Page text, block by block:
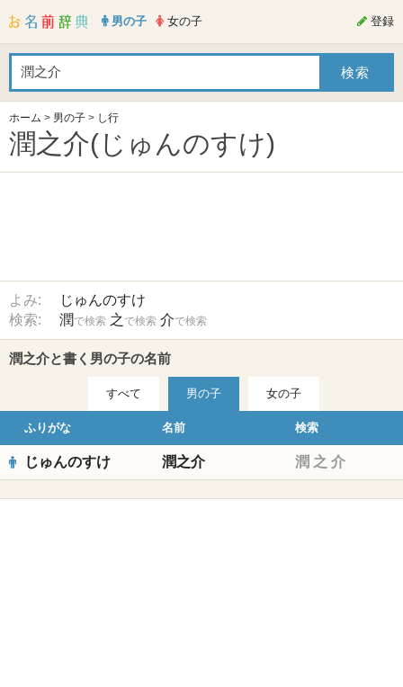
男の子 女の子 登録
ホーム > 男の子 > し行
潤之介(じゅんのすけ)
よみ:
じゅんのすけ
検索:
潤で検索 之 で検索 介で検索
潤之介と書く男の子の名前
すべて 男の子 女の子
ふりがな 名前 検索
じゅんのすけ 潤之介 潤 之 介